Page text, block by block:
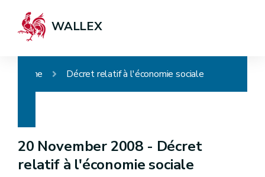
WALLEX
Home Décret relatif à l'économie sociale
20 November 2008 - Décret
relatif à l'économie sociale